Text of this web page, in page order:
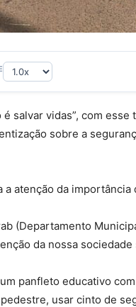
salvar vidas”, com
sobre a
a atenção da
(Departamento
da nossa
panfleto educativo
usar cinto de